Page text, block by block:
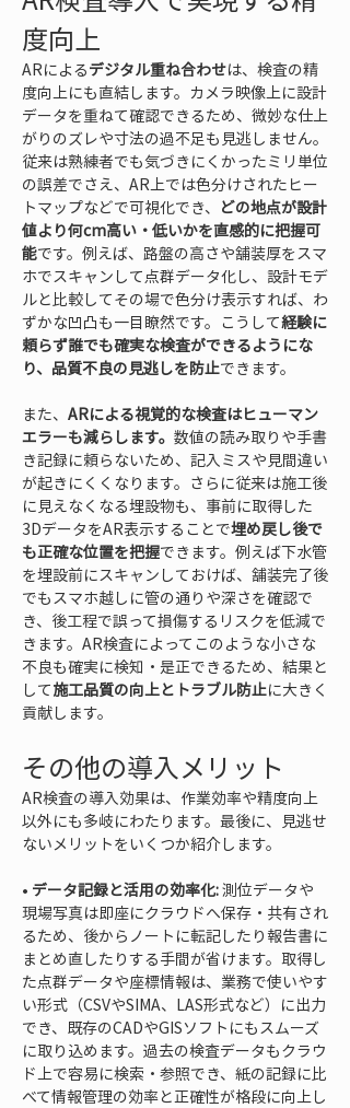
度向上
ARによるデジタル重ね合わせは、検査の精
度向上にも直結します。カメラ映像上に設計
データを重ねて確認できるため、微妙な仕上
がりのズレや寸法の過不足も見逃しません。
従来は熟練者でも気づきにくかったミリ単位
の誤差でさえ、AR上では色分けされたヒー
トマップなどで可視化でき、 どの地点が設計
値より何cm高い・低いかを直感的に把握可
能です。例えば、路盤の高さや舗装厚をスマ
ホでスキャンして点群データ化し、設計モデ
ルと比較してその場で色分け表示すれば、わ
ずかな凹凸も一目瞭然です。こうして経験に
頼らず誰でも確実な検査ができるようにな
り、品質不良の見逃しを防止できます。
また、 ARによる視覚的な検査はヒューマン
エラーも減らします。 数値の読み取りや手書
き記録に頼らないため、記入ミスや見間違い
が起きにくくなります。さらに従来は施工後
に見えなくなる埋設物も、事前に取得した
3DデータをAR表示することで埋め戻し後で
も正確な位置を把握できます。例えば下水管
を埋設前にスキャンしておけば、舗装完了後
でもスマホ越しに管の通りや深さを確認で
き、後工程で誤って損傷するリスクを低減で
きます。AR検査によってこのような小さな
不良も確実に検知・是正できるため、結果と
して施工品質の向上とトラブル防止に大きく
貢献します。
その他の導入メリット
AR検査の導入効果は、作業効率や精度向上
以外にも多岐にわたります。最後に、見逃せ
ないメリットをいくつか紹介します。
• データ記録と活用の効率化: 測位データや
現場写真は即座にクラウドへ保存・共有され
るため、後からノートに転記したり報告書に
まとめ直したりする手間が省けます。取得し
た点群データや座標情報は、業務で使いやす
い形式（CSVやSIMA、LAS形式など）に出力
でき、既存のCADやGISソフトにもスムーズ
に取り込めます。過去の検査データもクラウ
ド上で容易に検索・参照でき、紙の記録に比
べて情報管理の効率と正確性が格段に向上し